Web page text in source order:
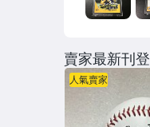
賣家最新刊登
人氣賣家